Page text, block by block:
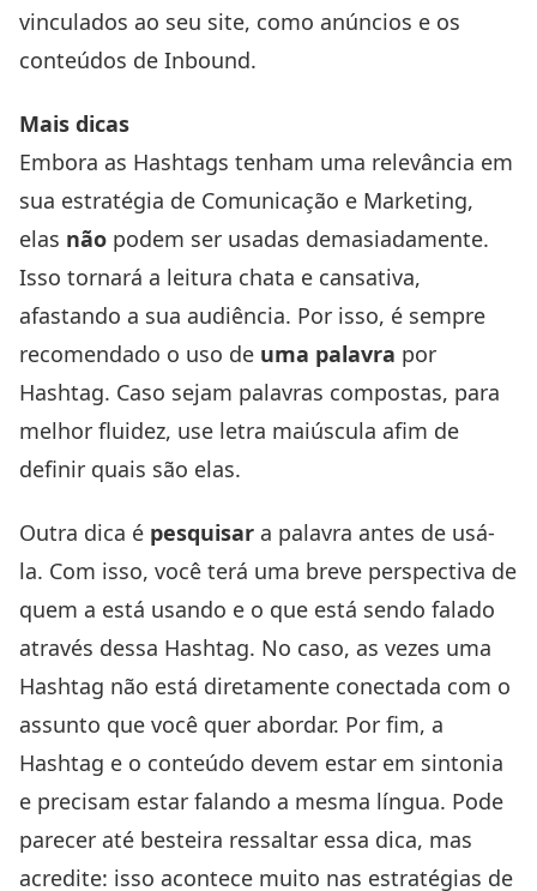
vinculados ao seu site, como anúncios e os
conteúdos de Inbound.
Mais dicas
Embora as Hashtags tenham uma relevância em
sua estratégia de Comunicação e Marketing,
elas não podem ser usadas demasiadamente.
Isso tornará a leitura chata e cansativa,
afastando a sua audiência. Por isso, é sempre
recomendado o uso de uma palavra por
Hashtag. Caso sejam palavras compostas, para
melhor fluidez, use letra maiúscula afim de
definir quais são elas.
Outra dica é pesquisar a palavra antes de usá-
la. Com isso, você terá uma breve perspectiva de
quem a está usando e o que está sendo falado
através dessa Hashtag. No caso, as vezes uma
Hashtag não está diretamente conectada com o
assunto que você quer abordar. Por fim, a
Hashtag e o conteúdo devem estar em sintonia
e precisam estar falando a mesma língua. Pode
parecer até besteira ressaltar essa dica, mas
acredite: isso acontece muito nas estratégias de